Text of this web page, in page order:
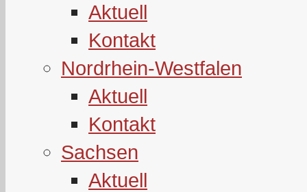
Aktuell
Kontakt
Nordrhein-Westfalen
Aktuell
Kontakt
Sachsen
Aktuell